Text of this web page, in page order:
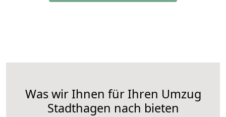
Was wir Ihnen für Ihren Umzug
Stadthagen nach bieten